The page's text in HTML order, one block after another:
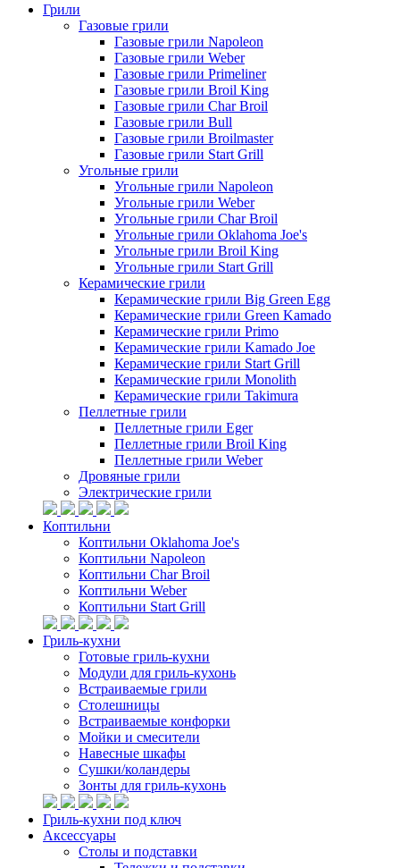
Грили
Газовые грили
Газовые грили Napoleon
Газовые грили Weber
Газовые грили Primeliner
Газовые грили Broil King
Газовые грили Char Broil
Газовые грили Bull
Газовые грили Broilmaster
Газовые грили Start Grill
Угольные грили
Угольные грили Napoleon
Угольные грили Weber
Угольные грили Char Broil
Угольные грили Oklahoma Joe's
Угольные грили Broil King
Угольные грили Start Grill
Керамические грили
Керамические грили Big Green Egg
Керамические грили Green Kamado
Керамические грили Primo
Керамические грили Kamado Joe
Керамические грили Start Grill
Керамические грили Monolith
Керамические грили Takimura
Пеллетные грили
Пеллетные грили Eger
Пеллетные грили Broil King
Пеллетные грили Weber
Дровяные грили
Электрические грили
Коптильни
Коптильни Oklahoma Joe's
Коптильни Napoleon
Коптильни Char Broil
Коптильни Weber
Коптильни Start Grill
Гриль-кухни
Готовые гриль-кухни
Модули для гриль-кухонь
Встраиваемые грили
Столешницы
Встраиваемые конфорки
Мойки и смесители
Навесные шкафы
Сушки/коландеры
Зонты для гриль-кухонь
Гриль-кухни под ключ
Аксессуары
Столы и подставки